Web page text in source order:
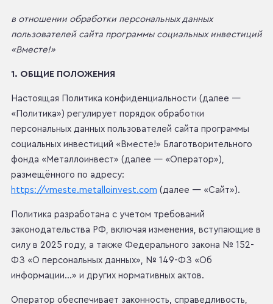
в отношении обработки персональных данных
пользователей сайта программы социальных инвестиций
«Вместе!»
1. ОБЩИЕ ПОЛОЖЕНИЯ
Настоящая Политика конфиденциальности (далее —
«Политика») регулирует порядок обработки
персональных данных пользователей сайта программы
социальных инвестиций «Вместе!» Благотворительного
фонда «Металлоинвест» (далее — «Оператор»),
размещённого по адресу:
https://vmeste.metalloinvest.com (далее — «Сайт»).
Политика разработана с учетом требований
законодательства РФ, включая изменения, вступающие в
силу в 2025 году, а также Федерального закона № 152-
ФЗ «О персональных данных», № 149-ФЗ «Об
информации…» и других нормативных актов.
Оператор обеспечивает законность, справедливость,